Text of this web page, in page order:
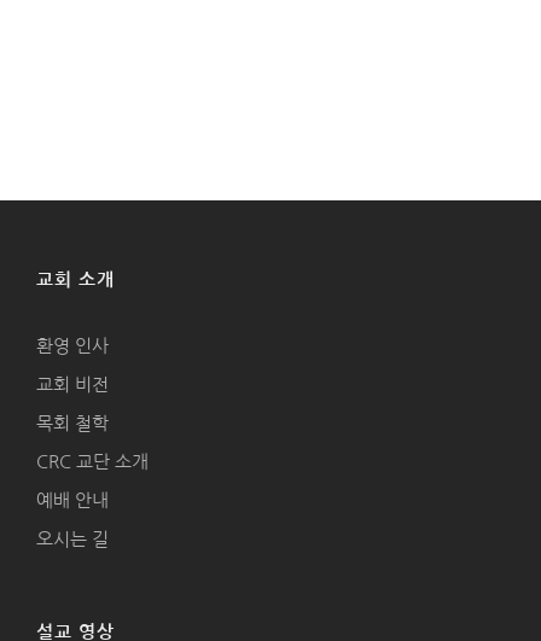
교회 소개
환영 인사
교회 비전
목회 철학
CRC 교단 소개
예배 안내
오시는 길
설교 영상